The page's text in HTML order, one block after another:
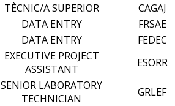
TÈCNIC/A SUPERIOR
CAGAJ
DATA ENTRY
FRSAE
DATA ENTRY
FEDEC
EXECUTIVE PROJECT
ASSISTANT
ESORR
SENIOR LABORATORY
TECHNICIAN
GRLEF